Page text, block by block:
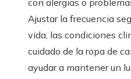
con alergias o
Ajustar la frecuencia
vida, las condiciones
cuidado de la ropa de
ayudar a mantener un